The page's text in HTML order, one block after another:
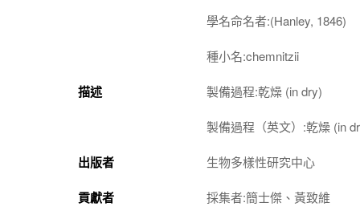
學名命名者:(Hanley, 1846)
種小名:chemnitzii
描述 製備過程:乾燥 (in dry)
製備過程（英文）:乾燥 (in
出版者 生物多樣性研究中心
貢獻者 採集者:簡士傑、黃致維